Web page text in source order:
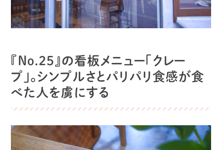
『No.25』の看板メニュー「クレー
プ」。シンプルさとパリパリ食感が食
べた人を虜にする